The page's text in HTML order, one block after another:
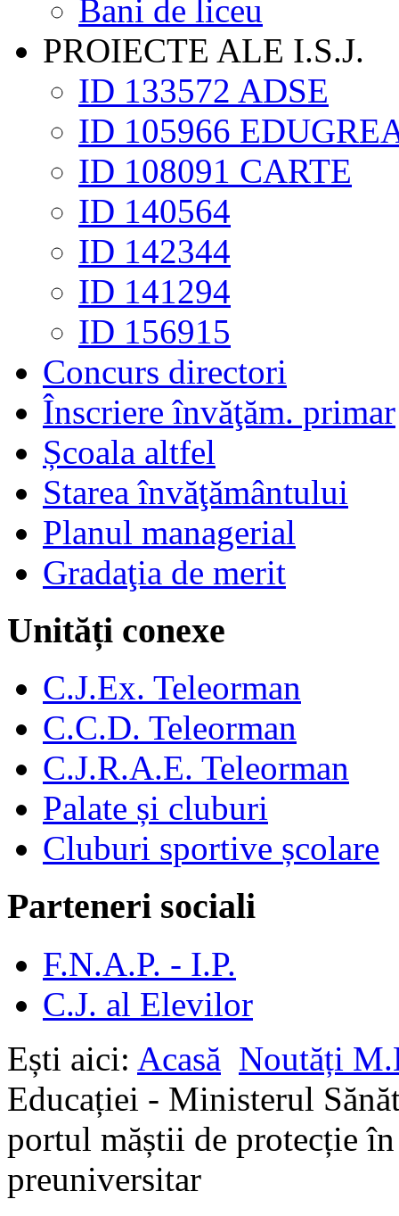
Bani de liceu
PROIECTE ALE I.S.J.
ID 133572 ADSE
ID 105966
ID 108091 CARTE
ID 140564
ID 142344
ID 141294
ID 156915
Concurs directori
Înscriere învăţăm. primar
Școala altfel
Starea învăţământului
Planul managerial
Gradaţia de merit
Unități conexe
C.J.Ex. Teleorman
C.C.D. Teleorman
C.J.R.A.E. Teleorman
Palate și cluburi
Cluburi sportive școlare
Parteneri sociali
F.N.A.P. - I.P.
C.J. al Elevilor
Ești aici: Acasă Noutăți
Educației - Ministerul
portul măștii de protecție
preuniversitar